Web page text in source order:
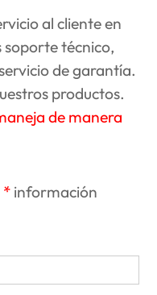
al cliente en
soporte técnico,
de garantía.
productos.
de manera
información